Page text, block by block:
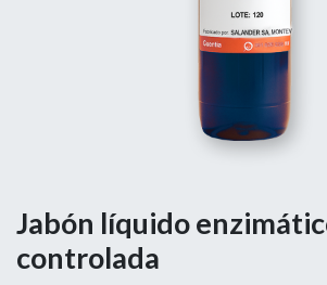
Jabón líquido
controlada